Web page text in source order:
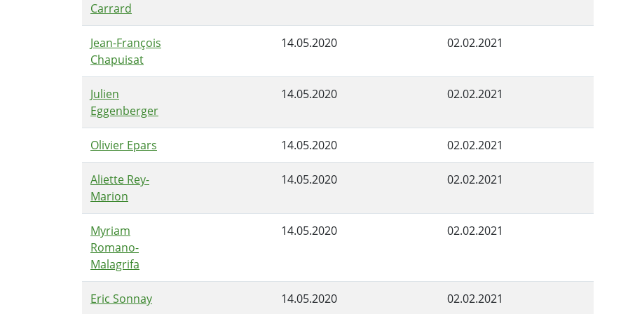
Carrard
Jean-François
Chapuisat
14.05.2020 02.02.2021
Julien
Eggenberger
14.05.2020 02.02.2021
Olivier Epars 14.05.2020 02.02.2021
Aliette Rey-
Marion
14.05.2020 02.02.2021
Myriam
Romano-
Malagrifa
14.05.2020 02.02.2021
Eric Sonnay 14.05.2020 02.02.2021